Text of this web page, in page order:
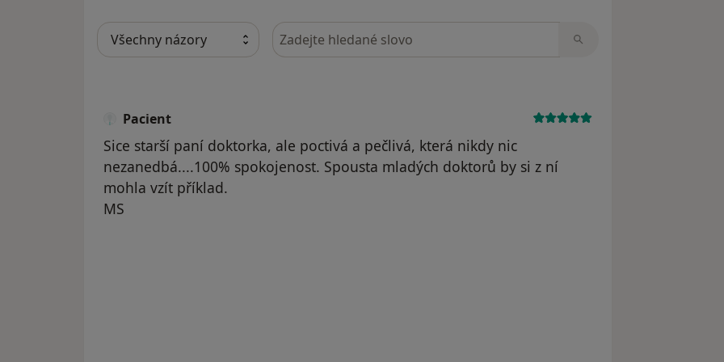
Hledejte v názorech
Pacient
Sice starší paní doktorka, ale poctivá a pečlivá, která nikdy nic
nezanedbá....100% spokojenost. Spousta mladých doktorů by si z ní
mohla vzít příklad.
MS